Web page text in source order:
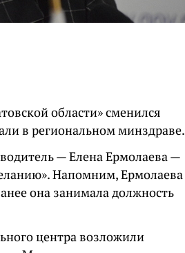
области» сменился
в региональном минздраве.
— Елена Ермолаева —
Напомним, Ермолаева
она занимала должность
центра возложили